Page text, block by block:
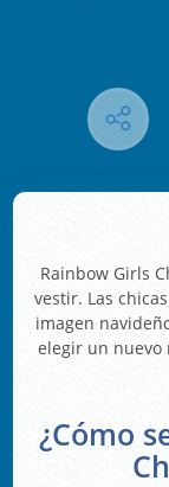
Rainbow Girls
vestir. Las
imagen
elegir un nuevo
¿Cómo